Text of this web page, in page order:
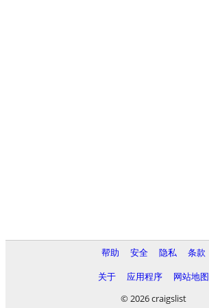
帮助 安全 隐私
条款
关于
应用程序
网站地图
© 2026 craigslist